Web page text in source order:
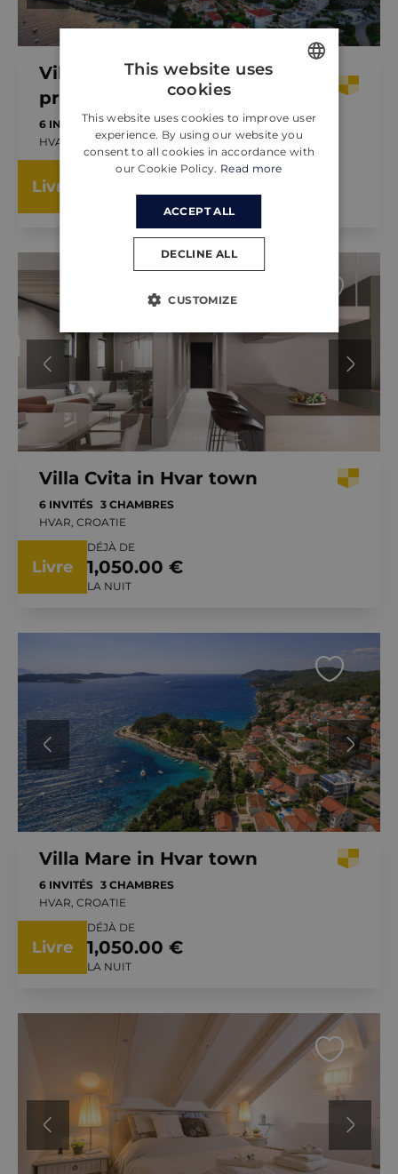
Villa Dane in Hvar town with
private pool
6 INVITÉS 3 CHAMBRES PISCINE
HVAR, CROATIE
Livre
DÉJÀ DE
Villa Cvita in Hvar town
6 INVITÉS 3 CHAMBRES
HVAR, CROATIE
Livre
DÉJÀ DE
1,050.00 €
LA NUIT
Villa Mare in Hvar town
6 INVITÉS 3 CHAMBRES
HVAR, CROATIE
Livre
DÉJÀ DE
1,050.00 €
LA NUIT
GERMAN
This website uses
cookies
This website uses cookies to improve user
experience. By using our website you
consent to all cookies in accordance with
our Cookie Policy. Read more
ACCEPT ALL
DECLINE ALL
CUSTOMIZE